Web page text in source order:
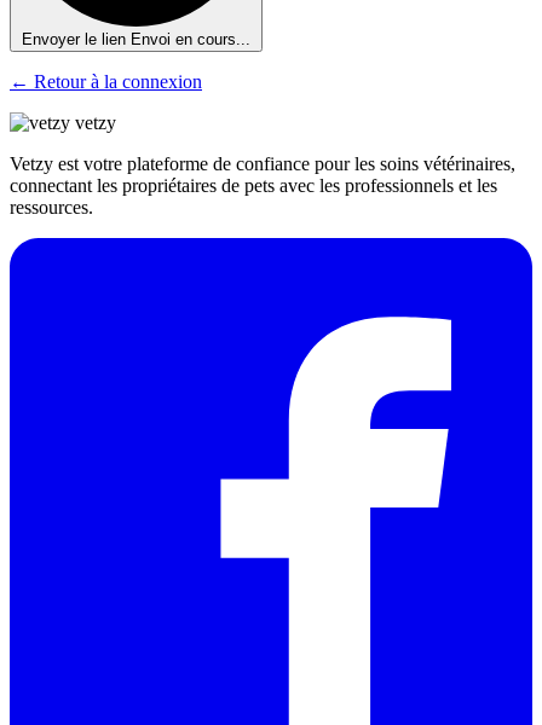
Envoyer le lien Envoi en cours...
← Retour à la connexion
vetzy
Vetzy est votre plateforme de confiance pour les soins vétérinaires,
connectant les propriétaires de pets avec les professionnels et les
ressources.